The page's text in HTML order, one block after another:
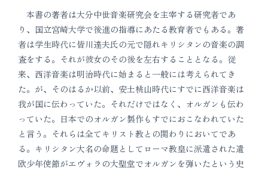
本書の著者は大分中世音楽研究会を主宰する研究者であ
り、国立宮崎大学で後進の指導にあたる教育者でもある。著
者は学生時代に皆川達夫氏の元で隠れキリシタンの音楽の調
査をする。それが彼女のその後を左右することとなる。従
来、西洋音楽は明治時代に始まると一般には考えられてき
た。が、そのはるか以前、安土桃山時代にすでに西洋音楽は
我が国に伝わっていた。それだけではなく、オルガンも伝わ
っていた。日本でのオルガン製作もすでにおこなわれていた
と言う。それらは全てキリスト教との関わりにおいてであ
る。キリシタン大名の命題としてローマ教皇に派遣された遣
欧少年使節がエヴォラの大聖堂でオルガンを弾いたという史